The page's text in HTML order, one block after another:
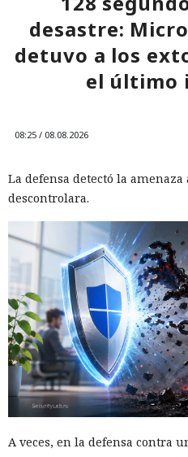
desastre:
detuvo a los
el último
08:25 / 08.08.2026
La defensa detectó la
descontrolara.
A veces, en la defensa contra